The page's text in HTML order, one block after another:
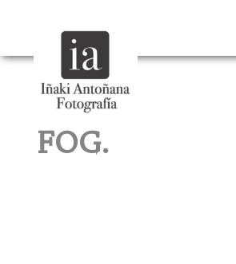
FOG.